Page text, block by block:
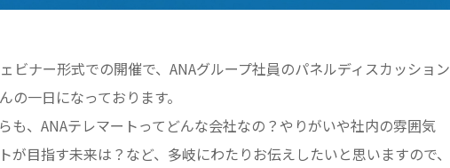
ビナー形式での開催で、ANAグループ社員のパネルディスカッション
の一日になっております。
も、ANAテレマートってどんな会社なの？やりがいや社内の雰囲気
が目指す未来は？など、多岐にわたりお伝えしたいと思いますので、